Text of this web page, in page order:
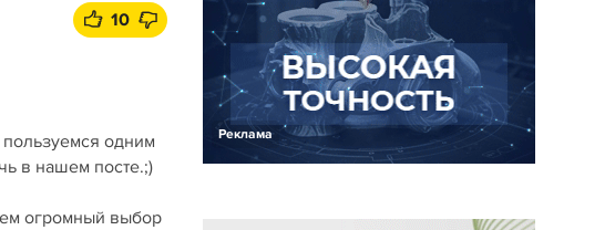
10
одним
в нашем посте.;)
огромный выбор
Реклама